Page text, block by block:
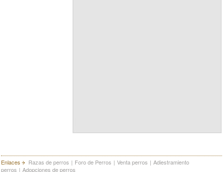
Enlaces Razas de perros | Foro de Perros | Venta perros | Adiestramiento
perros | Adopciones de perros